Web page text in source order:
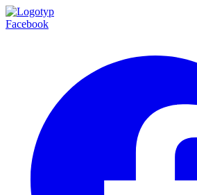
Facebook